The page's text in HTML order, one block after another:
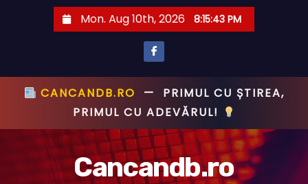
Mon. Aug 10th, 2026 8:15:45 PM
CANCANDB.RO — PRIMUL CU ȘTIREA,
PRIMUL CU ADEVĂRUL!
Cancandb.ro